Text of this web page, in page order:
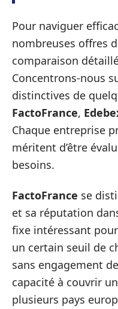
Pour naviguer
nombreuses offres
comparaison
Concentrons-nous
distinctives de
FactoFrance,
Chaque entreprise
méritent d’être
besoins.
FactoFrance se
et sa réputation
fixe intéressant
un certain seuil de
sans engagement
capacité à couvrir
plusieurs pays